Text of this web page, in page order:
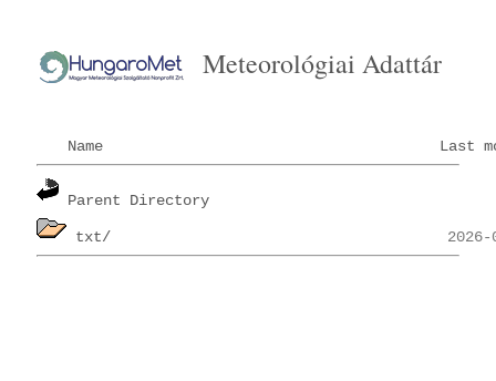
Meteorológiai Adattár
Name Last
Parent Directory
txt/